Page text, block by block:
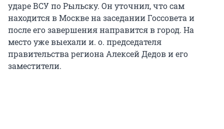
ударе ВСУ по Рыльску. Он уточнил, что сам
находится в Москве на заседании Госсовета и
после его завершения направится в город. На
место уже выехали и. о. председателя
правительства региона Алексей Дедов и его
заместители.